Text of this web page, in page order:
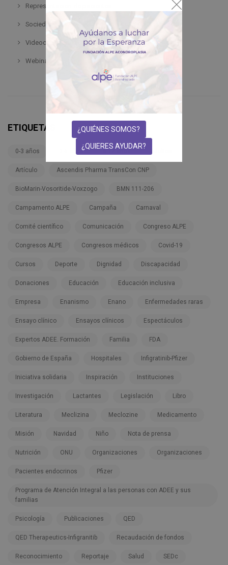
Representación de pacientes
Sociedad
Videoconferencia
Webinar
ETIQUETAS
0-3 años 3-6 años
Artículo Ascendis Pharma TransCon CNP
BioMarin-Vosoritide-Voxzogo BMN 111-206
Campamento ALPE Campaña Carnaval
Comité científico Comunicación Congreso ALPE
Congresos ALPE Congresos médicos Covid-19
Cursos Deporte Dignidad Discapacidad
Donaciones Educación Educación inclusiva
Empresa Enanismo Enano Enfermedades raras
Ensayo clínico Ensayos clínicos Espectáculos
Expertos ADEE. Formación Familia FDA
Gobierno de España Hospitales Infigratinib-Pfizer
Iniciativa solidaria Inspiración Instituciones
Investigación Lactantes Legislación Libro
Literatura Meclizina Meclozine Medicamento
Misión Navidad Niño Nota de prensa
Nutrición ONU Organizaciones Organizaciones
Pacientes endocrinos Pfizer
Programa de Atención Integral a las personas con ADEE y sus
familias
Psicología Publicaciones QED
QED Therapeutics-Infigranitib Recaudación de fondos
Reconocimiento Reportaje Salud SEDc
¿QUIÉNES SOMOS?
¿QUIERES AYUDAR?